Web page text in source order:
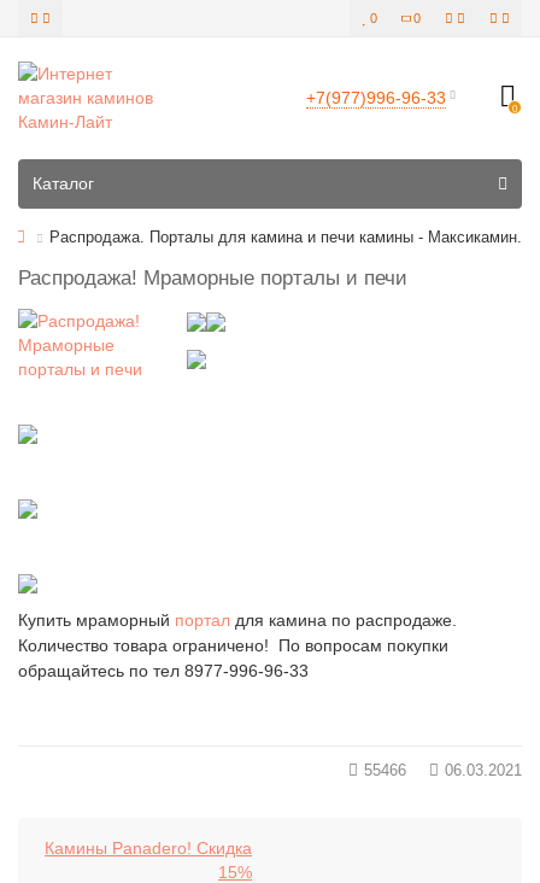
0
0
+7(977)996-96-33
0
Каталог
Распродажа. Порталы для камина и печи камины - Максикамин.
Распродажа! Мраморные порталы и печи
Купить мраморный портал для камина по распродаже.
Количество товара ограничено! По вопросам покупки
обращайтесь по тел 8977-996-96-33
55466 06.03.2021
Камины Panadero! Скидка
15%